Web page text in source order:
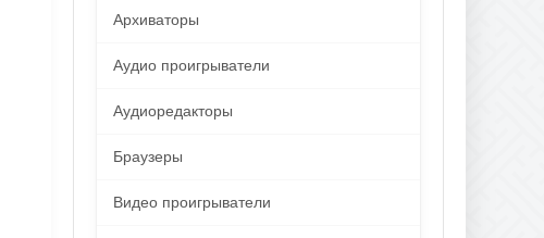
Архиваторы
Аудио проигрыватели
Аудиоредакторы
Браузеры
Видео проигрыватели